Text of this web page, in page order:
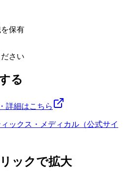
保有
さい
る
詳細はこちら
ックス・メディカル（公式サイ
ックで拡大